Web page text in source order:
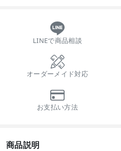
LINEで商品相談
オーダーメイド対応
お支払い方法
商品説明